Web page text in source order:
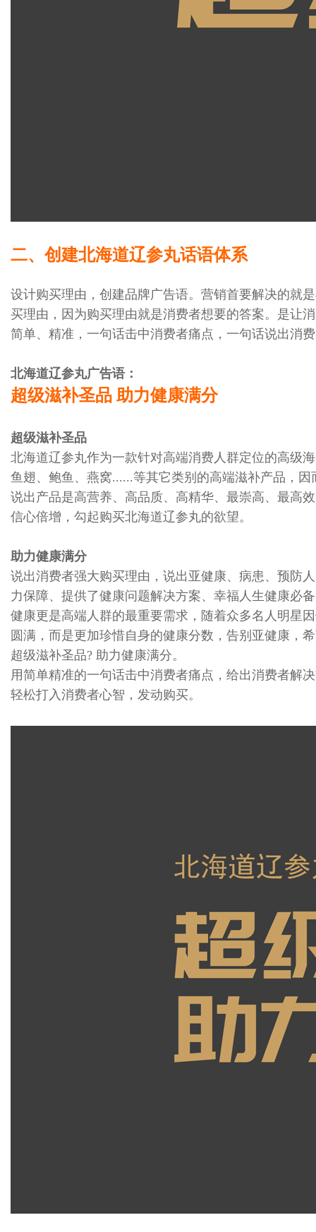
二、创建北海道辽参丸话语体系
设计购买理由，创建品牌广告语。营销首要解决的就
买理由，因为购买理由就是消费者想要的答案。是让
简单、精准，一句话击中消费者痛点，一句话说出消
北海道辽参丸广告语：
超级滋补圣品 助力健康满分
超级滋补圣品
北海道辽参丸作为一款针对高端消费人群定位的高级
鱼翅、鲍鱼、燕窝......等其它类别的高端滋补产品，
说出产品是高营养、高品质、高精华、最崇高、最高
信心倍增，勾起购买北海道辽参丸的欲望。
助力健康满分
说出消费者强大购买理由，说出亚健康、病患、预防
力保障、提供了健康问题解决方案、幸福人生健康必
健康更是高端人群的最重要需求，随着众多名人明星
圆满，而是更加珍惜自身的健康分数，告别亚健康，
超级滋补圣品? 助力健康满分。
用简单精准的一句话击中消费者痛点，给出消费者解
轻松打入消费者心智，发动购买。